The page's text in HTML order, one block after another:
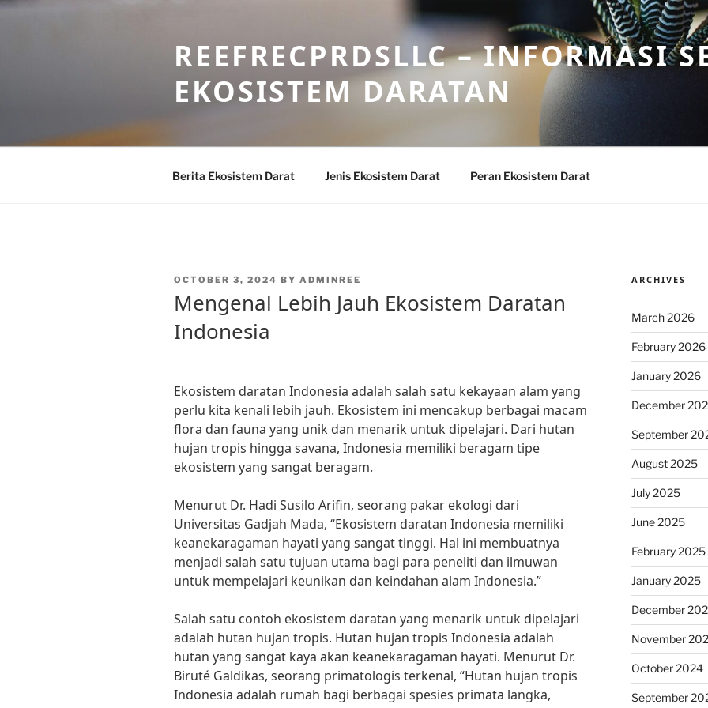
Skip
REEFRECPRDSLLC – INFORMASI
EKOSISTEM DARATAN
Berita Ekosistem Darat Jenis Ekosistem Darat Peran Ekosistem Darat
POSTED
OCTOBER 3, 2024 BY ADMINREE
Mengenal Lebih Jauh Ekosistem Daratan
Indonesia
Ekosistem daratan Indonesia adalah salah satu kekayaan alam yang
perlu kita kenali lebih jauh. Ekosistem ini mencakup berbagai macam
flora dan fauna yang unik dan menarik untuk dipelajari. Dari hutan
hujan tropis hingga savana, Indonesia memiliki beragam tipe
ekosistem yang sangat beragam.
Menurut Dr. Hadi Susilo Arifin, seorang pakar ekologi dari
Universitas Gadjah Mada, “Ekosistem daratan Indonesia memiliki
keanekaragaman hayati yang sangat tinggi. Hal ini membuatnya
menjadi salah satu tujuan utama bagi para peneliti dan ilmuwan
untuk mempelajari keunikan dan keindahan alam Indonesia.”
Salah satu contoh ekosistem daratan yang menarik untuk dipelajari
adalah hutan hujan tropis. Hutan hujan tropis Indonesia adalah
hutan yang sangat kaya akan keanekaragaman hayati. Menurut Dr.
Biruté Galdikas, seorang primatologis terkenal, “Hutan hujan tropis
Indonesia adalah rumah bagi berbagai spesies primata langka,
ARCHIVES
March 2026
February 2026
January 2026
December
September
August 2025
July 2025
June 2025
February 2025
January 2025
December
November
October 2024
September